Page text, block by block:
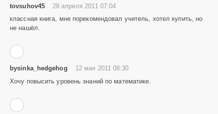
tovsuhov45
28 апреля 2011 07:04
классная книга, мне порекомендовал учитель, хотел купить, но
не нашёл.
bysinka_hedgehog
12 мая 2011 08:30
Хочу повысить уровень знаний по математике.